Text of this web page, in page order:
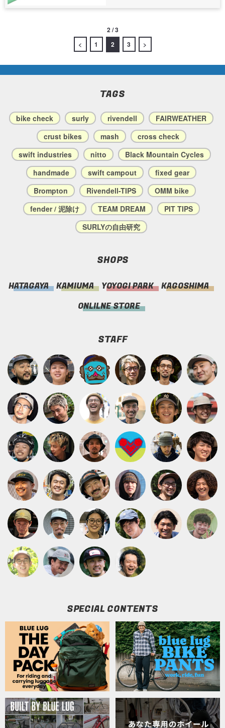
2 / 3
<
1 2 3 >
TAGS
bike check surly rivendell
FAIRWEATHER
crust bikes
mash
cross check
swift industries
nitto
Black Mountain Cycles
handmade
swift campout
fixed gear
Brompton
Rivendell-TIPS
OMM bike
fender / 泥除け
TEAM DREAM
PIT TIPS
SURLYの自由研究
SHOPS
HATAGAYA KAMIUMA YOYOGI PARK
KAGOSHIMA
ONLILNE STORE
STAFF
SPECIAL CONTENTS